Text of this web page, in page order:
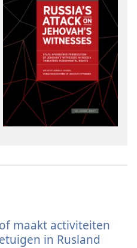
maakt activiteiten
in Rusland